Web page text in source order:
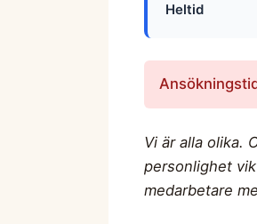
Heltid
Vi är alla olika.
personlighet
medarbetare